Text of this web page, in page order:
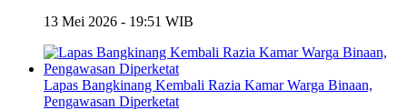
13 Mei 2026 - 19:51 WIB
Lapas Bangkinang Kembali Razia Kamar Warga Binaan,
Pengawasan Diperketat